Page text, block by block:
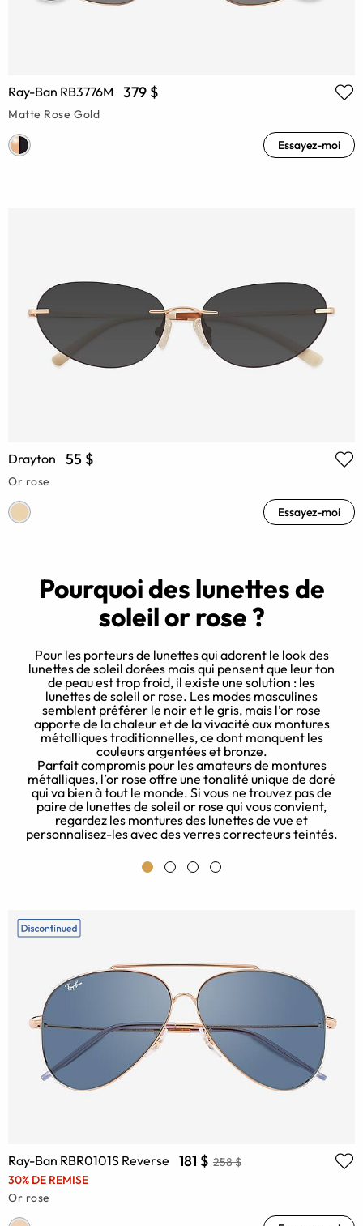
Ray-Ban RB3776M 379 $
Matte Rose Gold
Essayez-moi
Drayton 55 $
Or rose
Essayez-moi
Pourquoi des lunettes de
soleil or rose ?
Pour les porteurs de lunettes qui adorent le look des
lunettes de soleil dorées mais qui pensent que leur ton
de peau est trop froid, il existe une solution : les
lunettes de soleil or rose. Les modes masculines
semblent préférer le noir et le gris, mais l’or rose
apporte de la chaleur et de la vivacité aux montures
métalliques traditionnelles, ce dont manquent les
couleurs argentées et bronze.
Parfait compromis pour les amateurs de montures
métalliques, l’or rose offre une tonalité unique de doré
qui va bien à tout le monde. Si vous ne trouvez pas de
paire de lunettes de soleil or rose qui vous convient,
regardez les montures des lunettes de vue et
personnalisez-les avec des verres correcteurs teintés.
Ray-Ban RBR0101S Reverse 181 $ 258 $
30% DE REMISE
Or rose